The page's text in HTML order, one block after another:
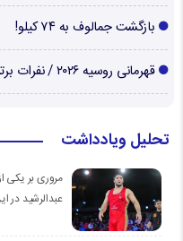
بازگشت جمالوف به ۷۴ کیلو!
قهرمانی روسیه ۲۰۲۶ / نفرات برتر
تحلیل ویادداشت
مروری بر
عبدالرشید